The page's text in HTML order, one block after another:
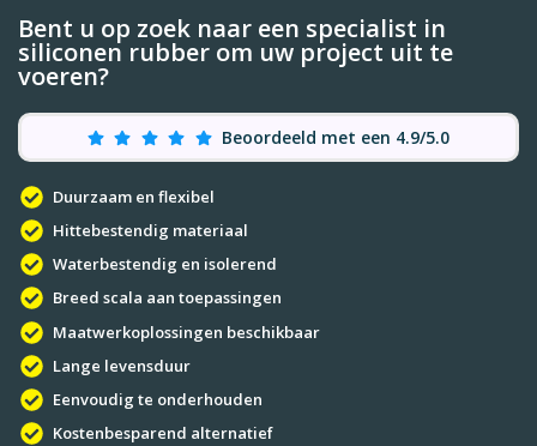
Bent u op zoek naar een specialist in
siliconen rubber om uw project uit te
voeren?
Beoordeeld met een 4.9/5.0
Duurzaam en flexibel
Hittebestendig materiaal
Waterbestendig en isolerend
Breed scala aan toepassingen
Maatwerkoplossingen beschikbaar
Lange levensduur
Eenvoudig te onderhouden
Kostenbesparend alternatief